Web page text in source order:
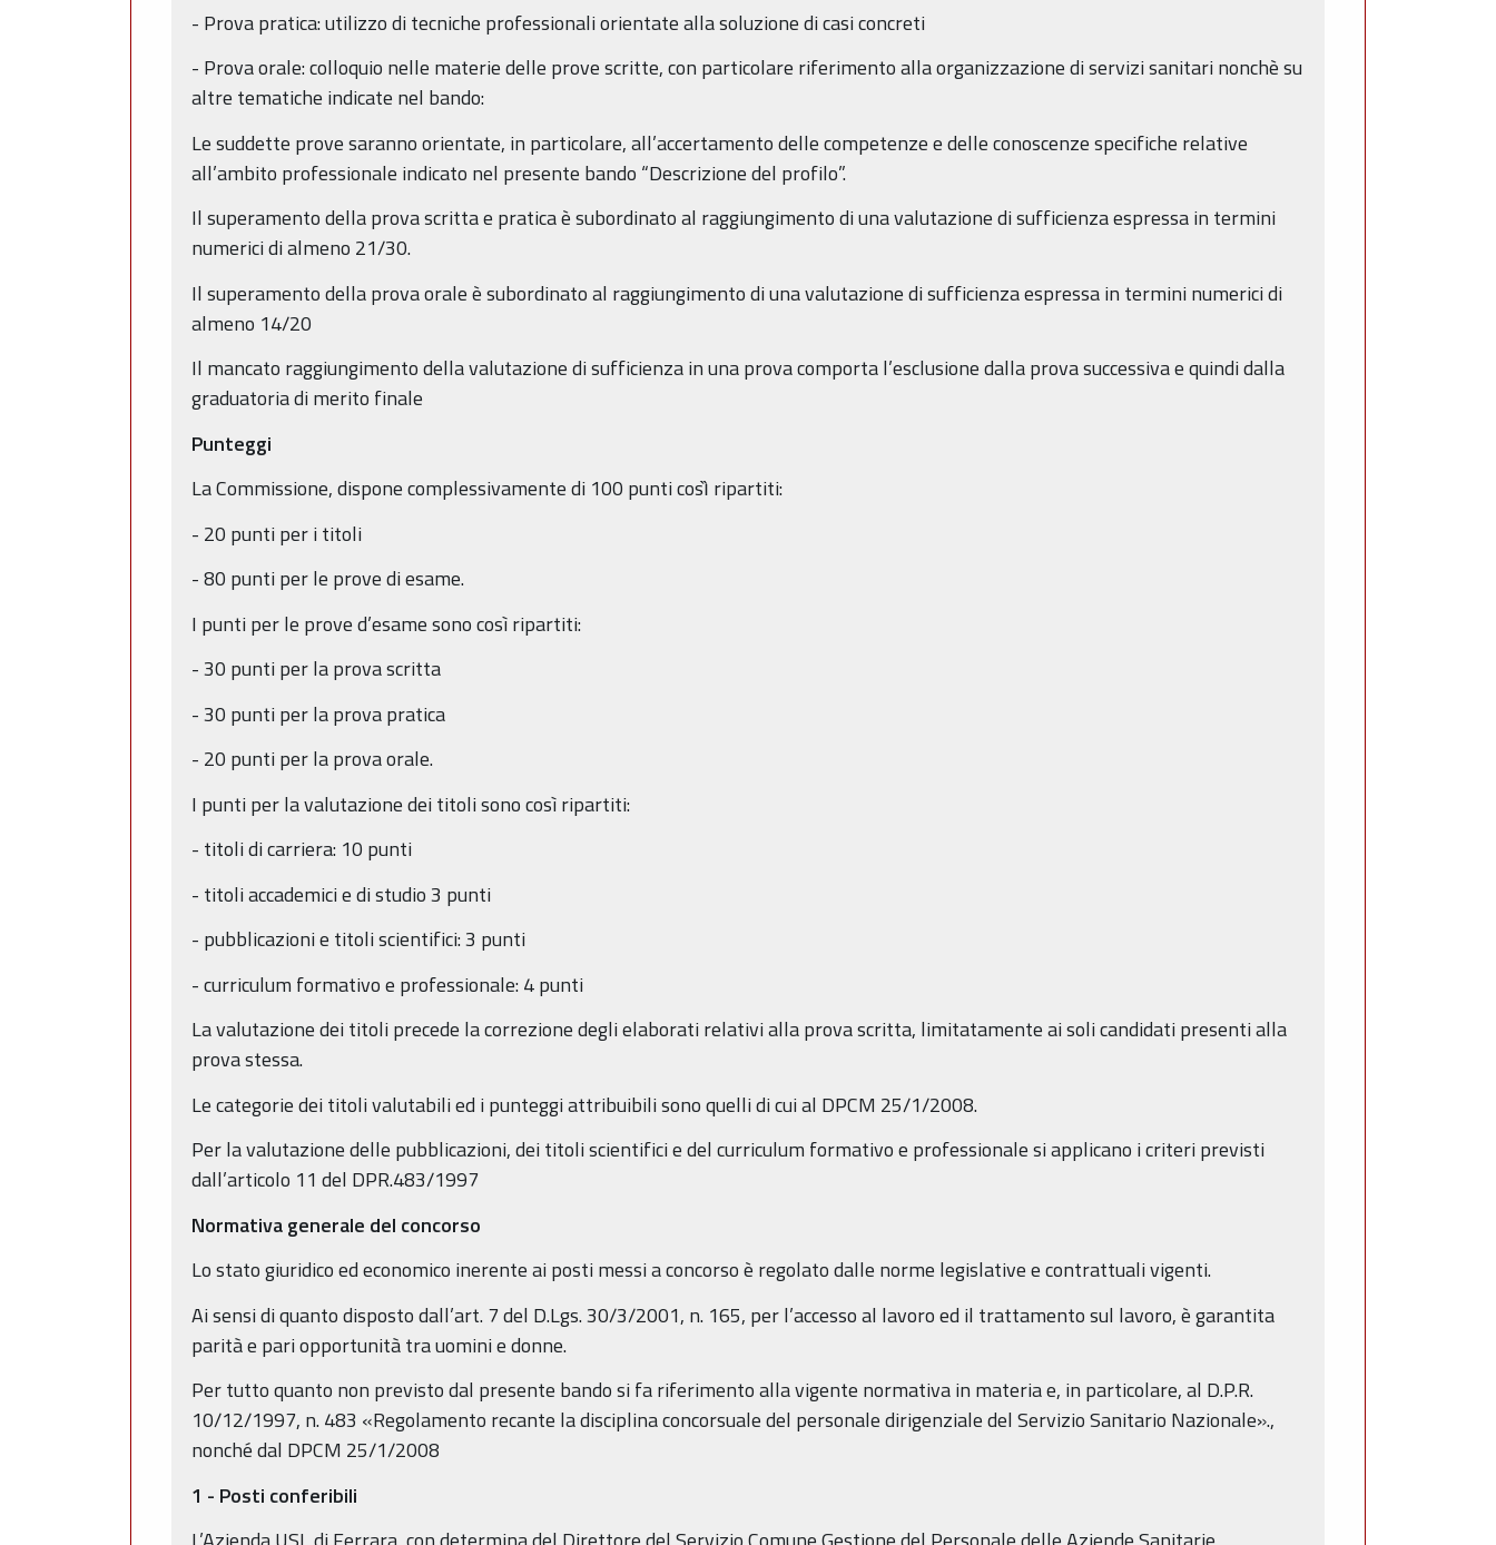
- Prova pratica: utilizzo di tecniche professionali orientate alla soluzione di casi concreti
- Prova orale: colloquio nelle materie delle prove scritte, con particolare riferimento alla organizzazione di servizi sanitari nonchè su
altre tematiche indicate nel bando:
Le suddette prove saranno orientate, in particolare, all’accertamento delle competenze e delle conoscenze specifiche relative
all’ambito professionale indicato nel presente bando “Descrizione del profilo”.
Il superamento della prova scritta e pratica è subordinato al raggiungimento di una valutazione di sufficienza espressa in termini
numerici di almeno 21/30.
Il superamento della prova orale è subordinato al raggiungimento di una valutazione di sufficienza espressa in termini numerici di
almeno 14/20
Il mancato raggiungimento della valutazione di sufficienza in una prova comporta l’esclusione dalla prova successiva e quindi dalla
graduatoria di merito finale
Punteggi
La Commissione, dispone complessivamente di 100 punti così̀ ripartiti:
- 20 punti per i titoli
- 80 punti per le prove di esame.
I punti per le prove d’esame sono così ripartiti:
- 30 punti per la prova scritta
- 30 punti per la prova pratica
- 20 punti per la prova orale.
I punti per la valutazione dei titoli sono così ripartiti:
- titoli di carriera: 10 punti
- titoli accademici e di studio 3 punti
- pubblicazioni e titoli scientifici: 3 punti
- curriculum formativo e professionale: 4 punti
La valutazione dei titoli precede la correzione degli elaborati relativi alla prova scritta, limitatamente ai soli candidati presenti alla
prova stessa.
Le categorie dei titoli valutabili ed i punteggi attribuibili sono quelli di cui al DPCM 25/1/2008.
Per la valutazione delle pubblicazioni, dei titoli scientifici e del curriculum formativo e professionale si applicano i criteri previsti
dall’articolo 11 del DPR.483/1997
Normativa generale del concorso
Lo stato giuridico ed economico inerente ai posti messi a concorso è regolato dalle norme legislative e contrattuali vigenti.
Ai sensi di quanto disposto dall’art. 7 del D.Lgs. 30/3/2001, n. 165, per l’accesso al lavoro ed il trattamento sul lavoro, è garantita
parità e pari opportunità tra uomini e donne.
Per tutto quanto non previsto dal presente bando si fa riferimento alla vigente normativa in materia e, in particolare, al D.P.R.
10/12/1997, n. 483 «Regolamento recante la disciplina concorsuale del personale dirigenziale del Servizio Sanitario Nazionale».,
nonché dal DPCM 25/1/2008
1 - Posti conferibili